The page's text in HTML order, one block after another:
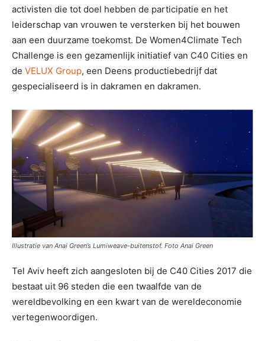
activisten die tot doel hebben de participatie en het
leiderschap van vrouwen te versterken bij het bouwen
aan een duurzame toekomst. De Women4Climate Tech
Challenge is een gezamenlijk initiatief van C40 Cities en
de VELUX Group, een Deens productiebedrijf dat
gespecialiseerd is in dakramen en dakramen.
Illustratie van Anai Green’s Lumiweave-buitenstof. Foto Anai Green
Tel Aviv heeft zich aangesloten bij de C40 Cities 2017 die
bestaat uit 96 steden die een twaalfde van de
wereldbevolking en een kwart van de wereldeconomie
vertegenwoordigen.